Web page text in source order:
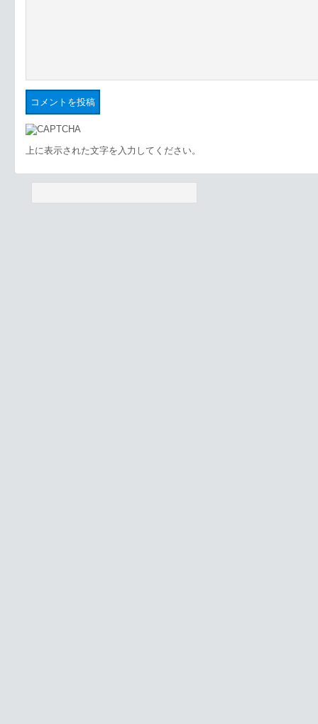
上に表示された文字を入力してください。